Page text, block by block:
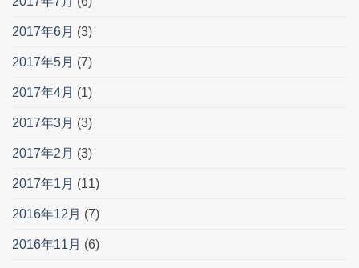
2017年6月 (3)
2017年5月 (7)
2017年4月 (1)
2017年3月 (3)
2017年2月 (3)
2017年1月 (11)
2016年12月 (7)
2016年11月 (6)